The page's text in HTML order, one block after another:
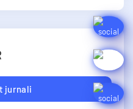
jurnali